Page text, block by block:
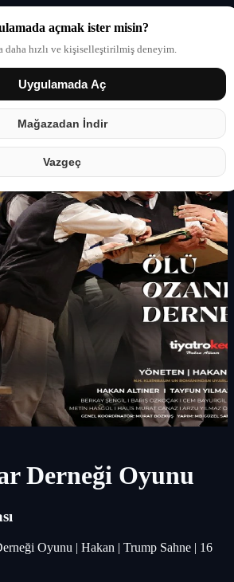
açmak ister misin?
daha hızlı ve kişiselleştirilmiş deneyim.
Uygulamada Aç
Mağazadan İndir
Vazgeç
Derneği Oyunu
Oyunu | Hakan | Trump Sahne | 16